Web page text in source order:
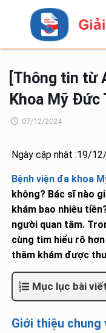
[Thông tin từ
Khoa Mỹ Đức
07/12/2024
Ngày cập nhật :19/
Bệnh viện đa khoa
không? Bác sĩ nào
khám bao nhiêu
người quan tâm.
cùng tìm hiểu rõ
thăm khám được
Mục lục bài viết
Giới thiệu chung